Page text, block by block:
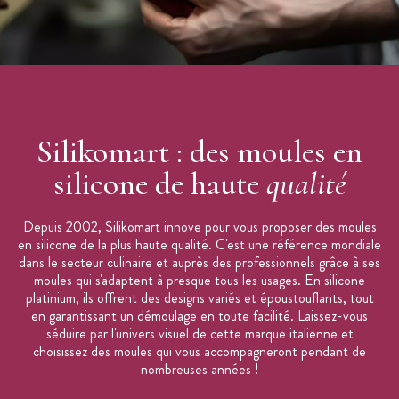
Origine : Italie
Silikomart : des moules en
silicone de hautequalité
Depuis 2002, Silikomart innove pour vous proposer des moules
en silicone de la plus haute qualité. C'est une référence mondiale
dans le secteur culinaire et auprès des professionnels grâce à ses
moules qui s'adaptent à presque tous les usages. En silicone
platinium, ils offrent des designs variés et époustouflants, tout
en garantissant un démoulage en toute facilité. Laissez-vous
séduire par l'univers visuel de cette marque italienne et
choisissez des moules qui vous accompagneront pendant de
nombreuses années !